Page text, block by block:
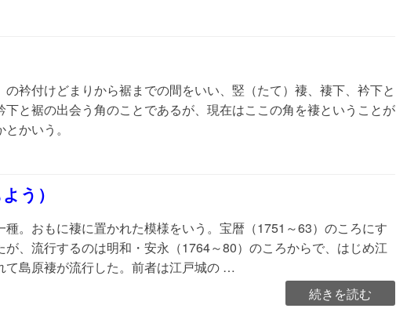
の衿付けどまりから裾までの間をいい、竪（たて）褄、褄下、衿下と
下と裾の出会う角のことであるが、現在はここの角を褄ということが
かいう。
う）
種。おもに褄に置かれた模様をいう。宝暦（1751～63）のころにす
が、流行するのは明和・安永（1764～80）のころからで、はじめ江
て島原褄が流行した。前者は江戸城の …
“褄
続きを読む